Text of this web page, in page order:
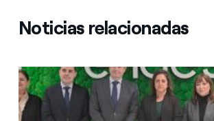
Noticias relacionadas